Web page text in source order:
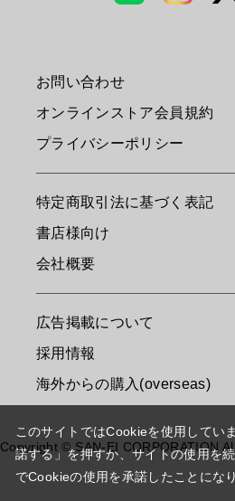
お問い合わせ
オンラインストア会員規約
プライバシーポリシー
特定商取引法に基づく表記
書店様向け
会社概要
広告掲載について
採用情報
海外からの購入(overseas)
Copyright © SAN-EI CORPORATION
このサイトではCookieを使用してい
諾する」を押すか、サイトの使用を
でCookieの使用を承諾したことにな